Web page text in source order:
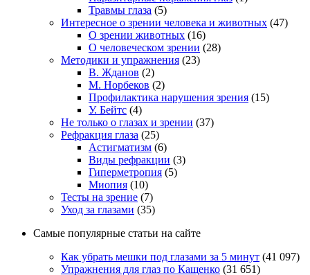
Травмы глаза (5)
Интересное о зрении человека и животных (47)
О зрении животных (16)
О человеческом зрении (28)
Методики и упражнения (23)
В. Жданов (2)
М. Норбеков (2)
Профилактика нарушения зрения (15)
У. Бейтс (4)
Не только о глазах и зрении (37)
Рефракция глаза (25)
Астигматизм (6)
Виды рефракции (3)
Гиперметропия (5)
Миопия (10)
Тесты на зрение (7)
Уход за глазами (35)
Самые популярные статьи на сайте
Как убрать мешки под глазами за 5 минут (41 097)
Упражнения для глаз по Кащенко (31 651)